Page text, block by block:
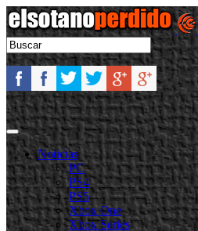
Noticias
PC
PS4
PS5
Xbox One
Xbox Series